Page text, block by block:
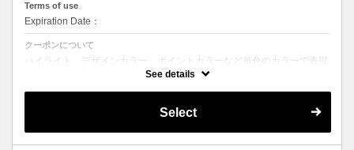
Terms of use
Expiration Date：
クーポンについて
ハイライト、デザインカラー、ポイントカラーなど単色のカラーで表現
できないデザインをご希望の方はこちらのメニューをお選びください。
Aujuaシステムトリートメントを使った４ステップトリートメント＋マ
●トリートメントは髪質に合わせてご提案させていただいておりますの
●ご希望の色やカラー履歴、デザインによっては１度のブリーチでは表
現できない場合もございます。
See details
Select